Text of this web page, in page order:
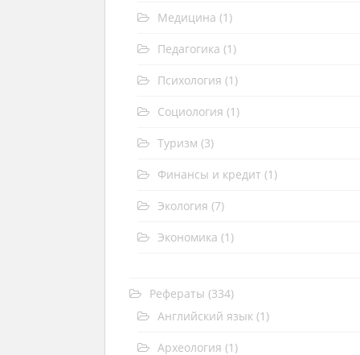
Медицина (1)
Педагогика (1)
Психология (1)
Социология (1)
Туризм (3)
Финансы и кредит (1)
Экология (7)
Экономика (1)
Рефераты (334)
Английский язык (1)
Археология (1)